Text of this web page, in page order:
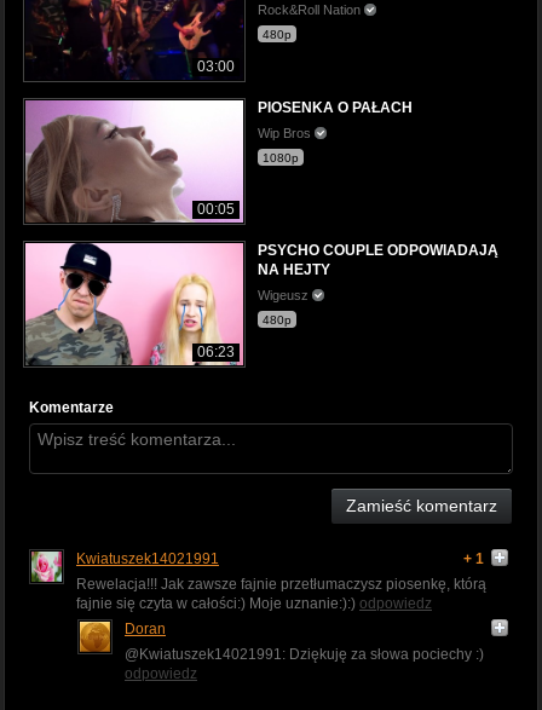
03:00
Rock&Roll Nation
480p
00:05
PIOSENKA O PAŁACH
Wip Bros
1080p
06:23
PSYCHO COUPLE ODPOWIADAJĄ
NA HEJTY
Wigeusz
480p
Komentarze
Zamieść komentarz
Kwiatuszek14021991
+ 1
Rewelacja!!! Jak zawsze fajnie przetłumaczysz piosenkę, którą
fajnie się czyta w całości:) Moje uznanie:):) odpowiedz
Doran
@Kwiatuszek14021991: Dziękuję za słowa pociechy :)
odpowiedz